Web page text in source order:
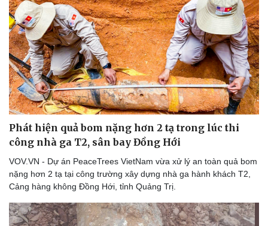
Thể thao
Bóng đá
Lịch thi đấu bóng đá
Thế giới thể thao
eSports
Ô tô - Xe máy
Ô tô
Xe máy
Tư vấn
Phát hiện quả bom nặng hơn 2 tạ trong lúc thi
công nhà ga T2, sân bay Đồng Hới
VOV.VN - Dự án PeaceTrees VietNam vừa xử lý an toàn quả bom
nặng hơn 2 tạ tại công trường xây dựng nhà ga hành khách T2,
Cảng hàng không Đồng Hới, tỉnh Quảng Trị.